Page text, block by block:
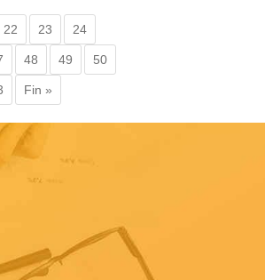
22 23 24
48 49 50
Fin »